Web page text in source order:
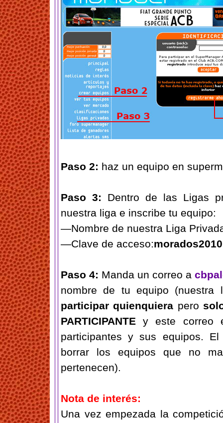
Paso 2: haz un equipo en
Paso 3: Dentro de las Ligas
nuestra liga e inscribe tu equipo:
—Nombre de nuestra Liga
—Clave de acceso:morados2010
Paso 4: Manda un correo a
nombre de tu equipo
participar quienquiera pero
PARTICIPANTEy este correo
participantes y sus equipos.
borrar los equipos que no
pertenecen).
Nota de interés:
Una vez empezada la